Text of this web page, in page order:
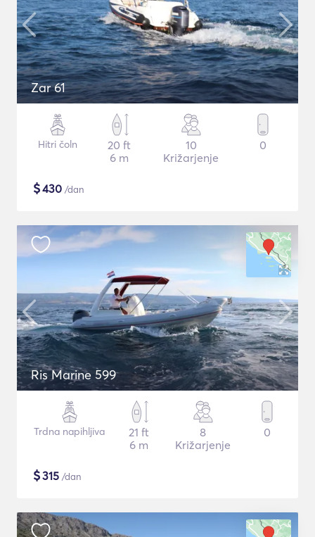
Zar 61
Hitri čoln
20 ft
6 m
10
Križarjenje
0
$430 /dan
Ris Marine 599
Trdna napihljiva
21 ft
6 m
8
Križarjenje
0
$315 /dan